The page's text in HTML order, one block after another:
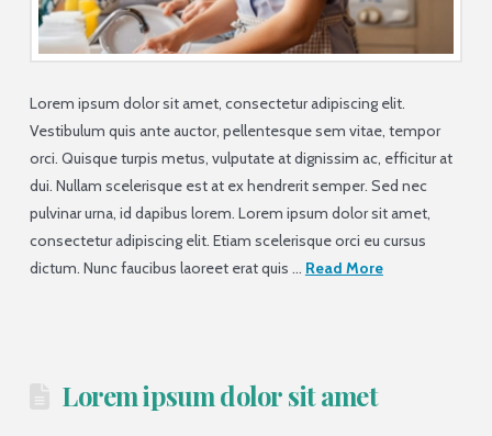
Lorem ipsum dolor sit amet, consectetur adipiscing elit.
Vestibulum quis ante auctor, pellentesque sem vitae, tempor
orci. Quisque turpis metus, vulputate at dignissim ac, efficitur at
dui. Nullam scelerisque est at ex hendrerit semper. Sed nec
pulvinar urna, id dapibus lorem. Lorem ipsum dolor sit amet,
consectetur adipiscing elit. Etiam scelerisque orci eu cursus
dictum. Nunc faucibus laoreet erat quis … Read More
Lorem ipsum dolor sit amet